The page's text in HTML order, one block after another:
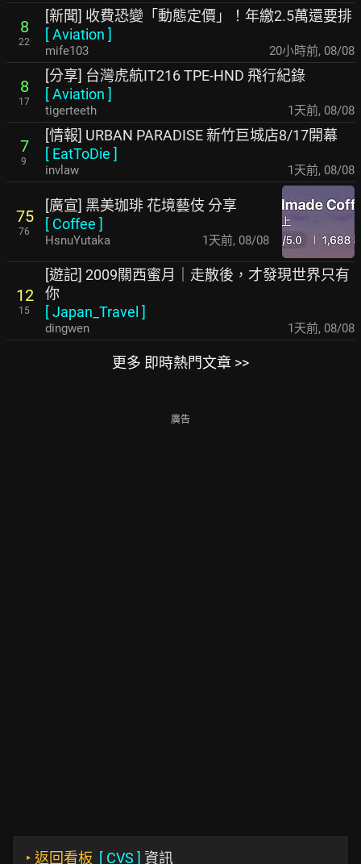
8
22
[新聞] 收費恐變「動態定價」！年繳2.5萬還要排
[Aviation ]
mife103 20小時前, 08/08
8
17
[分享] 台灣虎航IT216 TPE-HND 飛行紀錄
[Aviation ]
tigerteeth 1天前, 08/08
7
9
[情報] URBAN PARADISE 新竹巨城店8/17開幕
[ EatToDie ]
invlaw 1天前, 08/08
75
76
[廣宣] 黑美珈琲 花境藝伎 分享
[ Coffee ]
HsnuYutaka 1天前, 08/08
12
15
[遊記] 2009關西蜜月｜走散後，才發現世界只有
你
[Japan_Travel ]
dingwen 1天前, 08/08
更多 即時熱門文章 >>
廣告
‣ 返回看板 [ CVS ] 資訊